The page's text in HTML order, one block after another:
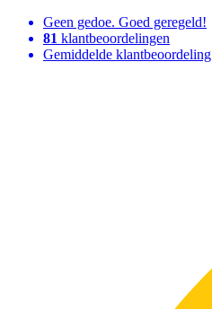
Geen gedoe. Goed geregeld!
81 klantbeoordelingen
Gemiddelde klantbeoordeling